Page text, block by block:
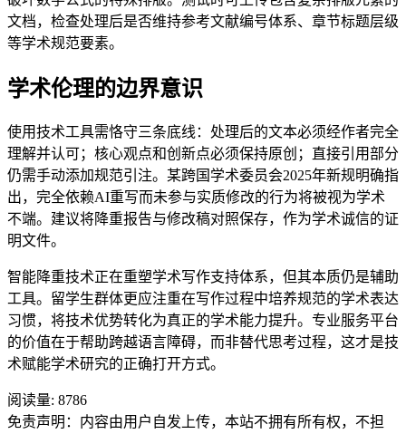
文档，检查处理后是否维持参考文献编号体系、章节标题层级
等学术规范要素。
学术伦理的边界意识
使用技术工具需恪守三条底线：处理后的文本必须经作者完全
理解并认可；核心观点和创新点必须保持原创；直接引用部分
仍需手动添加规范引注。某跨国学术委员会2025年新规明确指
出，完全依赖AI重写而未参与实质修改的行为将被视为学术
不端。建议将降重报告与修改稿对照保存，作为学术诚信的证
明文件。
智能降重技术正在重塑学术写作支持体系，但其本质仍是辅助
工具。留学生群体更应注重在写作过程中培养规范的学术表达
习惯，将技术优势转化为真正的学术能力提升。专业服务平台
的价值在于帮助跨越语言障碍，而非替代思考过程，这才是技
术赋能学术研究的正确打开方式。
阅读量: 8786
免责声明：内容由用户自发上传，本站不拥有所有权，不担